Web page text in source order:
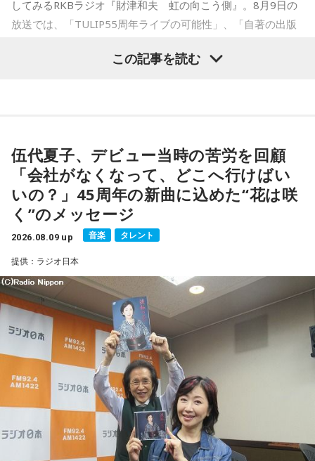
賞。TVアニメ、実写映画等、多くのメディアミックスを果た
■放送日時：2026年8月16日（日） 19時～20時
■パーソナリティ：吉田尚記
■ゲスト：小山宙哉
■メールアドレス：manga@1242.com
■公式Xアカウント：@MANGARADIO1242
■ハッシュタグ：#マンガのラジオ
■番組HP：https://manga-no-radio.com/
してみるRKBラジオ『財津和夫 虹の向こう側』。8月9日の
放送では、「TULIP55周年ライブの可能性」、「自著の出版
た古今のトピックスが盛りだくさんです。
この記事を読む
伍代夏子、デビュー当時の苦労を回顧
「会社がなくなって、どこへ行けばい
いの？」45周年の新曲に込めた“花は咲
く”のメッセージ
2026.08.09 up 音楽 タレント
提供：ラジオ日本